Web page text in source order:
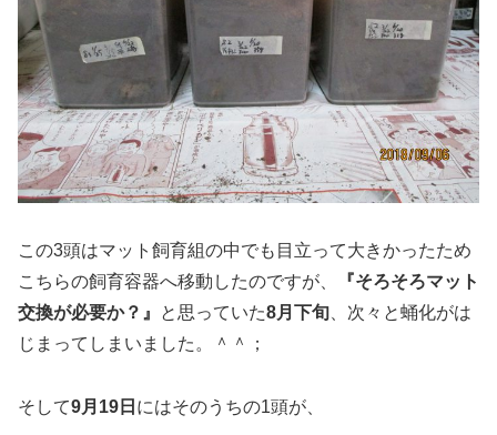
この3頭はマット飼育組の中でも目立って大きかったため
こちらの飼育容器へ移動したのですが、
『そろそろマット
交換が必要か？』
と思っていた8月下旬 、次々と蛹化がは
じまってしまいました。＾＾；
そして9月19日 にはそのうちの1頭が、